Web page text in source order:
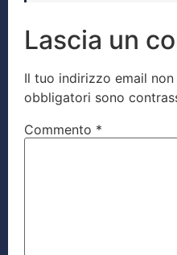
Lascia un
Il tuo indirizzo email
obbligatori sono
Commento *